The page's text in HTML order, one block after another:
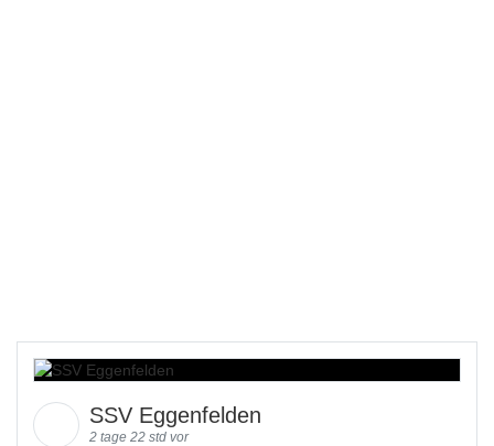
SSV Eggenfelden
2 tage 22 std vor